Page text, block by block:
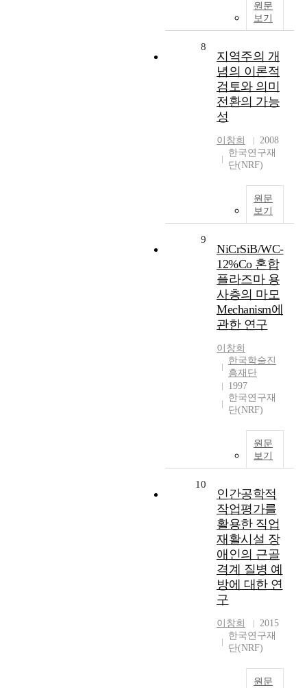
원문
보기
8
지역주의 개
념의 이론적
검토와 의미
전환의 가능
성
이창희
2008
한국연구재
단(NRF)
원문
보기
9
NiCrSiB/WC-
12%Co 혼합
플라즈마 용
사층의 마모
Mechanism에
관한 연구
이창희
한국학술진
흥재단
1997
한국연구재
단(NRF)
원문
보기
10
인간공학적
작업평가를
활용한 직업
재활시설 장
애인의 근골
격계 질병 예
방에 대한 연
구
이창희
2015
한국연구재
단(NRF)
원문